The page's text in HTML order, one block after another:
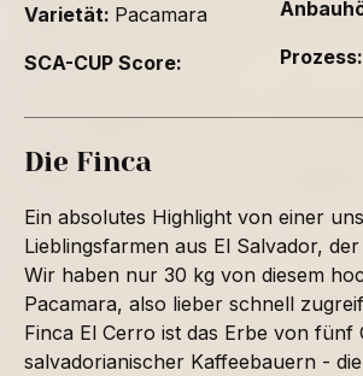
Varietät: Pacamara
SCA-CUP Score:
Prozess:
Die Finca
Ein absolutes Highlight von einer
Lieblingsfarmen aus El Salvador,
Wir haben nur 30 kg von diesem
Pacamara, also lieber schnell
Finca El Cerro ist das Erbe von fünf
salvadorianischer Kaffeebauern -